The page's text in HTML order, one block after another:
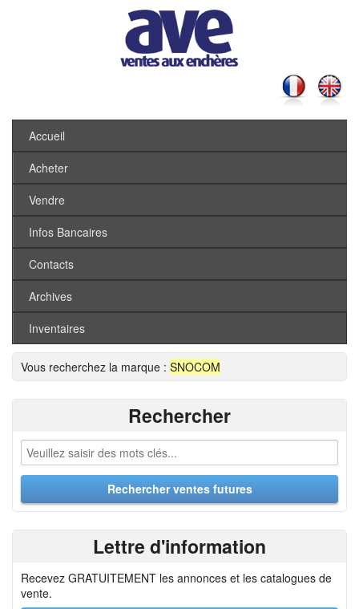
Accueil
Acheter
Vendre
Infos Bancaires
Contacts
Archives
Inventaires
Vous recherchez la marque : SNOCOM
Rechercher
Lettre d'information
Recevez GRATUITEMENT les annonces et les catalogues de
vente.